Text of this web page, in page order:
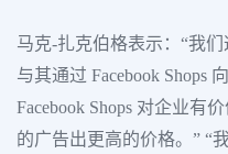
马克-扎克伯格表示：“我
与其通过 Facebook Shops
Facebook Shops 对企业有
的广告出更高的价格。” “